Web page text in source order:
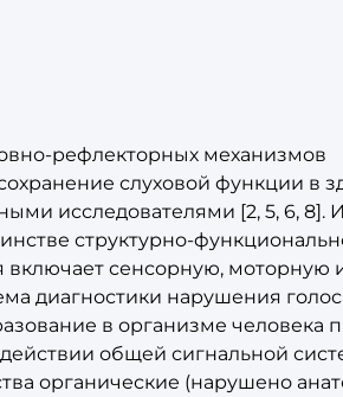
рефлекторных механизмов
слуховой функции в
исследователями [2, 5, 6, 8].
структурно-
включает сенсорную,
диагностики нарушения
в организме человека
общей сигнальной
органические (нарушено